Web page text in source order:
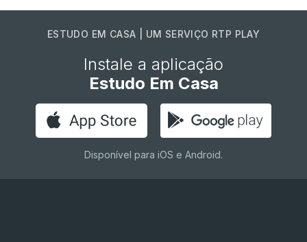
ESTUDO EM CASA | UM SERVIÇO RTP PLAY
Instale a aplicação
Estudo Em Casa
Disponível para iOS e Android.